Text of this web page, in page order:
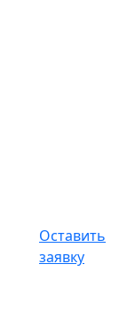
Оставить
заявку